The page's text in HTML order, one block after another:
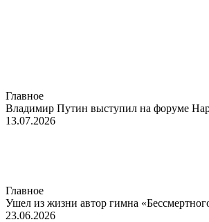
Главное
Владимир Путин выступил на форуме
13.07.2026
Главное
Ушел из жизни автор гимна
23.06.2026